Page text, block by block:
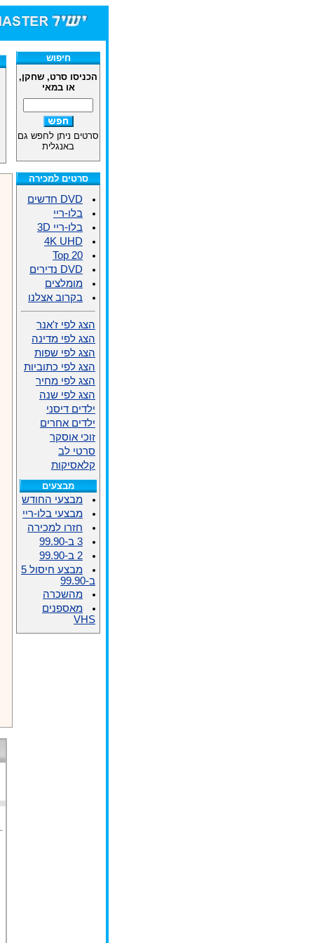
חיפוש
הכניסו סרט, שחקן,
או במאי
סרטים ניתן לחפש גם
באנגלית
סרטים למכירה
DVD חדשים
בלו-ריי
בלו-ריי 3D
4K UHD
Top 20
DVD נדירים
מומלצים
בקרוב אצלנו
הצג לפי ז'אנר
הצג לפי מדינה
הצג לפי שפות
הצג לפי כתוביות
הצג לפי מחיר
הצג לפי שנה
ילדים דיסני
ילדים אחרים
זוכי אוסקר
סרטי לב
קלאסיקות
מבצעים
מבצעי החודש
מבצעי בלו-ריי
חזרו למכירה
3 ב-99.90
2 ב-99.90
מבצע חיסול 5
ב-99.90
מהשכרה
מאספנים
VHS